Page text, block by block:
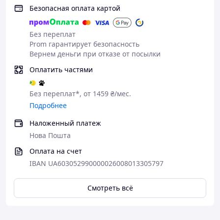
Безопасная оплата картой
Без переплат
Prom гарантирует безопасность
Вернем деньги при отказе от посылки
Оплатить частями
Без переплат*, от 1459 ₴/мес.
Подробнее
Наложенный платеж
Нова Пошта
Оплата на счет
IBAN UA603052990000026008013305797
Смотреть всё